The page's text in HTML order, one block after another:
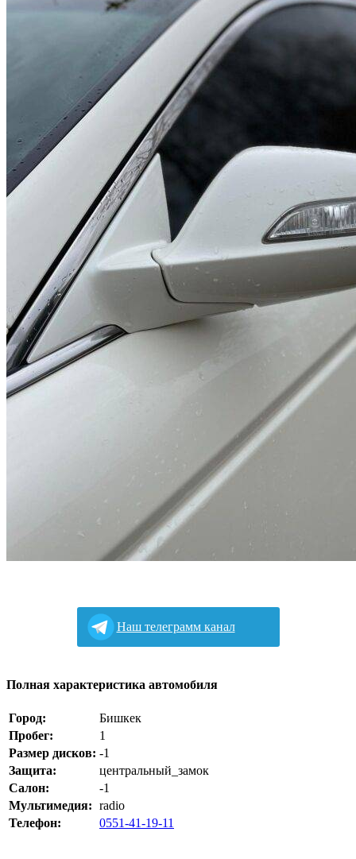
Наш телеграмм канал
Полная характеристика автомобиля
Город:
Бишкек
Пробег:
1
Размер дисков: -1
Защита:
центральный_замок
Салон:
-1
Мультимедия: radio
Телефон:
0551-41-19-11